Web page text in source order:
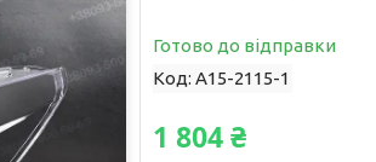
Готово до відправки
Код: A15-2115-1
1 804 ₴